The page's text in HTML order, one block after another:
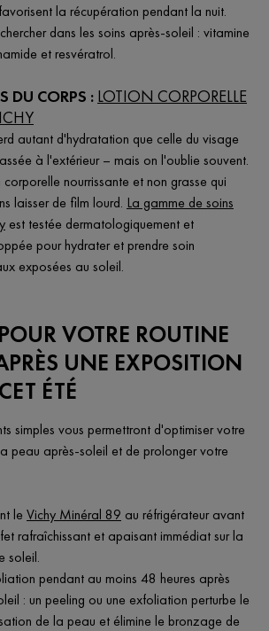
la récupération pendant la nuit.
dans les soins après-soleil : vitamine
et resvératrol.
DU CORPS : LOTION CORPORELLE
autant d'hydratation que celle du visage
à l'extérieur – mais on l'oublie souvent.
nourrissante et non grasse qui
laisser de film lourd. La gamme de soins
est testée dermatologiquement et
pour hydrater et prendre soin
exposées au soleil.
VOTRE ROUTINE
UNE EXPOSITION
ÉTÉ
simples vous permettront d'optimiser votre
peau après-soleil et de prolonger votre
le Vichy Minéral 89 au réfrigérateur avant
rafraîchissant et apaisant immédiat sur la
soleil.
pendant au moins 48 heures après
: un peeling ou une exfoliation perturbe le
de la peau et élimine le bronzage de